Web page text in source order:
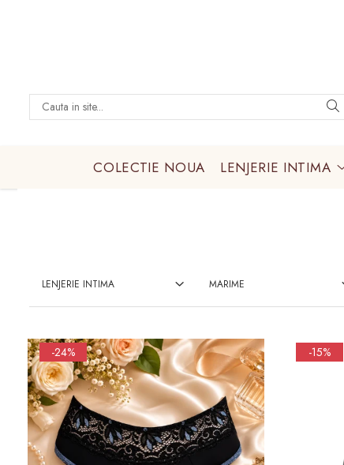
Barbati
Compleuri & body-uri
Costume de baie
Halate pareo
Maiouri dama
Sutiene
COLECTIE NOUA LENJERIE INTIMA
LENJERIE INTIMA MARIME
-24% -15%